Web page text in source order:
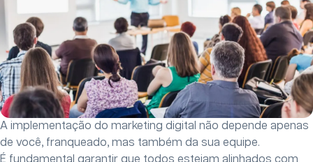
A implementação do marketing digital não depende apenas
de você, franqueado, mas também da sua equipe.
É fundamental garantir que todos estejam alinhados com